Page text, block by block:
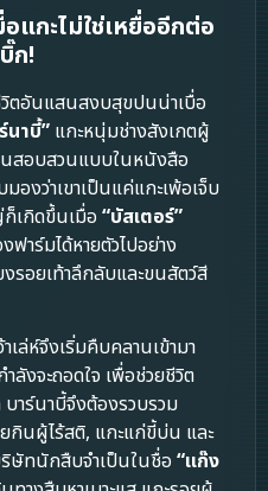
แกะไม่ใช่เหยื่ออีกต่อ
ก!
วิตอันแสนสงบสุขปนน่าเบื่อ
นาบี้” แกะหนุ่มช่างสังเกตผู้
สอบสวนแบบในหนังสือ
งว่าเขาเป็นแค่แกะเพ้อเจ็บ
เกิดขึ้นเมื่อ “บัสเตอร์”
าร์มได้หายตัวไปอย่าง
รอยเท้าลึกลับและขนสัตว์สี
ล่ห์จึงเริ่มคืบคลานเข้ามา
ลังจะถอดใจ เพื่อช่วยชีวิต
าร์นาบี้จึงต้องรวบรวม
กินผู้ไร้สติ, แกะแก่ขี้บ่น และ
ษัทนักสืบจำเป็นในชื่อ “แก๊ง